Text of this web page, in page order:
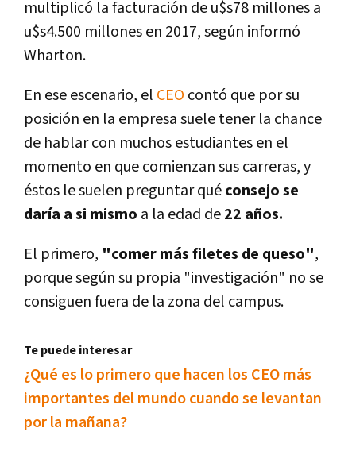
multiplicó la facturación de u$s78 millones a
u$s4.500 millones en 2017, según informó
Wharton.
En ese escenario, el CEO contó que por su
posición en la empresa suele tener la chance
de hablar con muchos estudiantes en el
momento en que comienzan sus carreras, y
éstos le suelen preguntar quéconsejo se
darí­a a si mismo a la edad de22 años.
El primero, "comer más filetes de queso",
porque según su propia "investigación" no se
consiguen fuera de la zona del campus.
Te puede interesar
¿Qué es lo primero que hacen los CEO más
importantes del mundo cuando se levantan
por la mañana?